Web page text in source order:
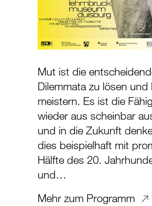
Mut ist die
Dilemmata zu lösen
meistern. Es ist die
wieder aus scheinbar
und in die Zukunft
dies beispielhaft mit
Hälfte des 20.
und…
Mehr zum Programm